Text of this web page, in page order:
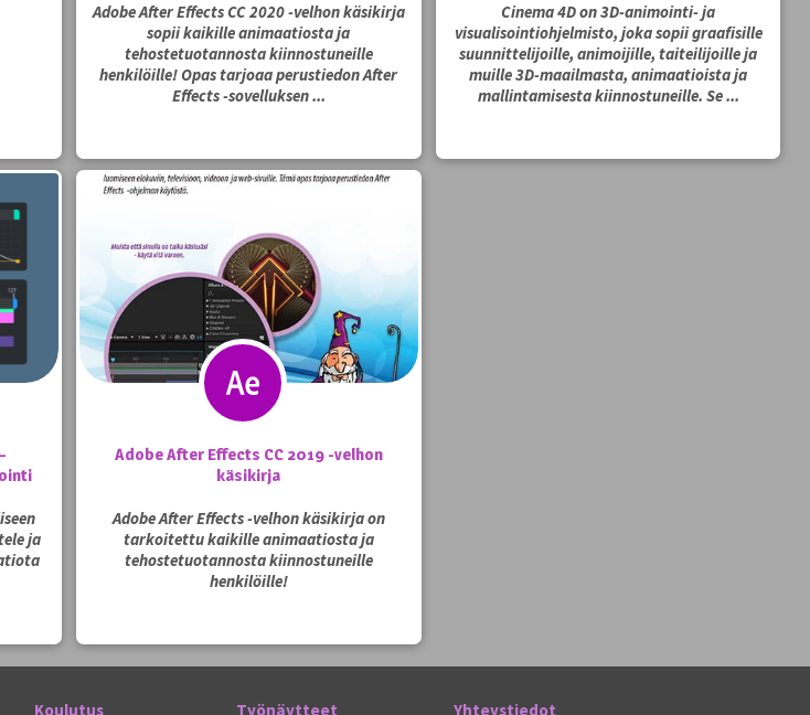
Adobe After Effects CC 2020 -velhon käsikirja
sopii kaikille animaatiosta ja
tehostetuotannosta kiinnostuneille
henkilöille! Opas tarjoaa perustiedon After
Effects -sovelluksen ...
Cinema 4D on 3D-animointi- ja
visualisointiohjelmisto, joka sopii graafisille
suunnittelijoille, animoijille, taiteilijoille ja
muille 3D-maailmasta, animaatioista ja
mallintamisesta kiinnostuneille. Se ...
ja
Adobe After Effects CC 2019 -velhon
käsikirja
Adobe After Effects -velhon käsikirja on
tarkoitettu kaikille animaatiosta ja
tehostetuotannosta kiinnostuneille
henkilöille!
Koulutus Työnäytteet Yhteystiedot